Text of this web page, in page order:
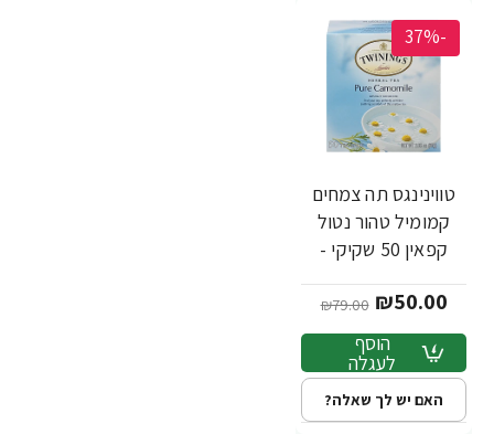
-37%
טווינינגס תה צמחים
קמומיל טהור נטול
קפאין 50 שקיקי -
₪50.00
₪79.00
הוסף
לעגלה
האם יש לך שאלה?